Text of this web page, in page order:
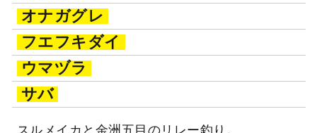
オナガグレ
フエフキダイ
ウマヅラ
サバ
スルメイカと金洲五目のリレー釣り。